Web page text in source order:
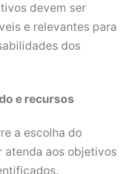
devem ser
e relevantes para
dos
e recursos
a escolha do
atenda aos objetivos